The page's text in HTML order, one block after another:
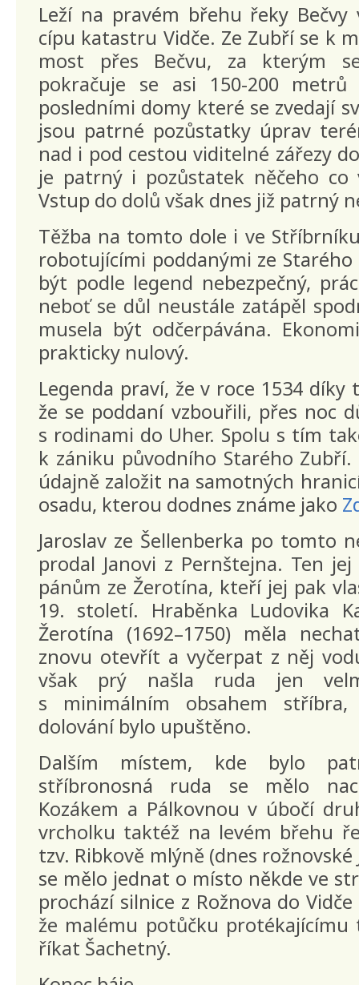
Leží na pravém břehu řeky Bečvy
cípu katastru Vidče. Ze Zubří se k
most přes Bečvu, za kterým
pokračuje se asi 150-200
posledními domy které se zvedají
jsou patrné pozůstatky úprav
nad i pod cestou viditelné zářezy
je patrný i pozůstatek něčeho co
Vstup do dolů však dnes již patrný
Těžba na tomto dole i ve
robotujícími poddanými ze
být podle legend nebezpečný,
neboť se důl neustále zatápěl
musela být odčerpávána.
prakticky nulový.
Legenda praví, že v roce 1534
že se poddaní vzbouřili, přes noc
s rodinami do Uher. Spolu s tím
k zániku původního Starého
údajně založit na samotných
osadu, kterou dodnes známe jako
Jaroslav ze Šellenberka po tomto
prodal Janovi z Pernštejna. Ten
pánům ze Žerotína, kteří jej pak
19. století. Hraběnka Ludovika
Žerotína (1692–1750) měla
znovu otevřít a vyčerpat z něj
však prý našla ruda jen
s minimálním obsahem
dolování bylo upuštěno.
Dalším místem, kde bylo
stříbronosná ruda se mělo
Kozákem a Pálkovnou v úbočí
vrcholku taktéž na levém břehu
tzv. Ribkově mlýně (dnes
se mělo jednat o místo někde ve
prochází silnice z Rožnova do
že malému potůčku
říkat Šachetný.